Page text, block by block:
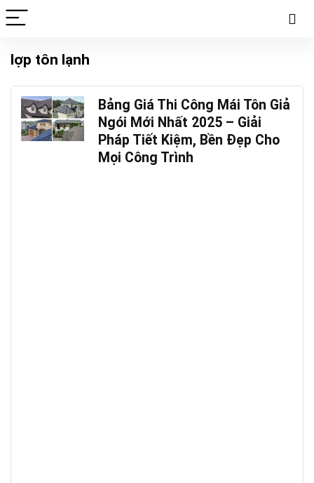
lợp tôn lạnh
Bảng Giá Thi Công Mái Tôn Giả
Ngói Mới Nhất 2025 – Giải
Pháp Tiết Kiệm, Bền Đẹp Cho
Mọi Công Trình